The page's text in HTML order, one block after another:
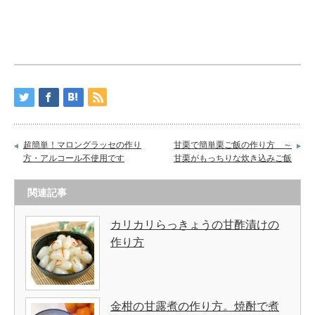
超簡単！マロングラッセの作り
方・アルコール不使用です
甘栗で簡単栗ご飯の作り方 ～
甘栗がもっちりな炊き込みご飯
関連記事
カリカリらっきょうの甘酢漬けの
作り方
金柑の甘露煮の作り方。焼酎で煮